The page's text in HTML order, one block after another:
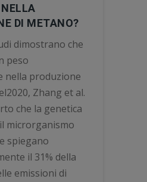
DI METANO?
dimostrano che
peso
nella produzione
Zhang et al.
che la genetica
microrganismo
spiegano
il 31% della
emissioni di